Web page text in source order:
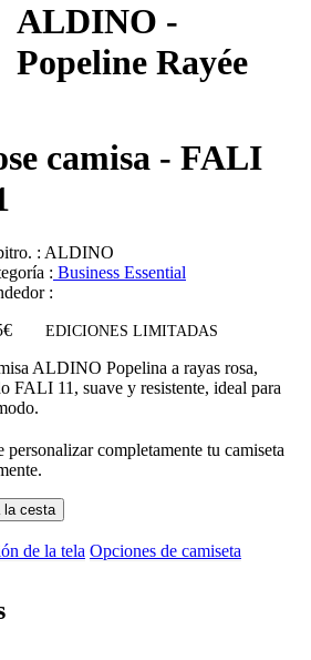
ALDINO -
Popeline Rayée
camisa - FALI
: ALDINO
: Business Essential
:
EDICIONES LIMITADAS
ALDINO Popelina a rayas rosa,
FALI 11, suave y resistente, ideal para
completamente tu camiseta
la cesta
de la tela Opciones de camiseta